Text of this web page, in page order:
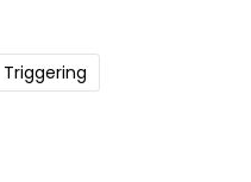
Triggering